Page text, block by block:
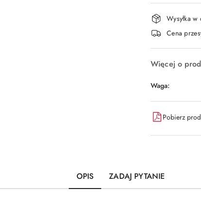
i
dostawa
Wysyłka w
Cena
Więcej o
Waga:
Pobierz
OPIS ZADAJ PYTANIE